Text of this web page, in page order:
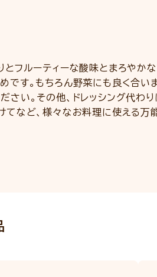
とフルーティーな酸味とまろやかな
です。もちろん野菜にも良く合い
さい。その他、ドレッシング代わ
てなど、様々なお料理に使える万